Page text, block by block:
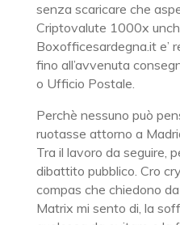
senza scaricare che
Criptovalute 1000x
Boxofficesardegna.it e’
fino all’avvenuta
o Ufficio Postale.
Perchè nessuno può
ruotasse attorno a
Tra il lavoro da seguire,
dibattito pubblico. Cro
compas che chiedono
Matrix mi sento di, la